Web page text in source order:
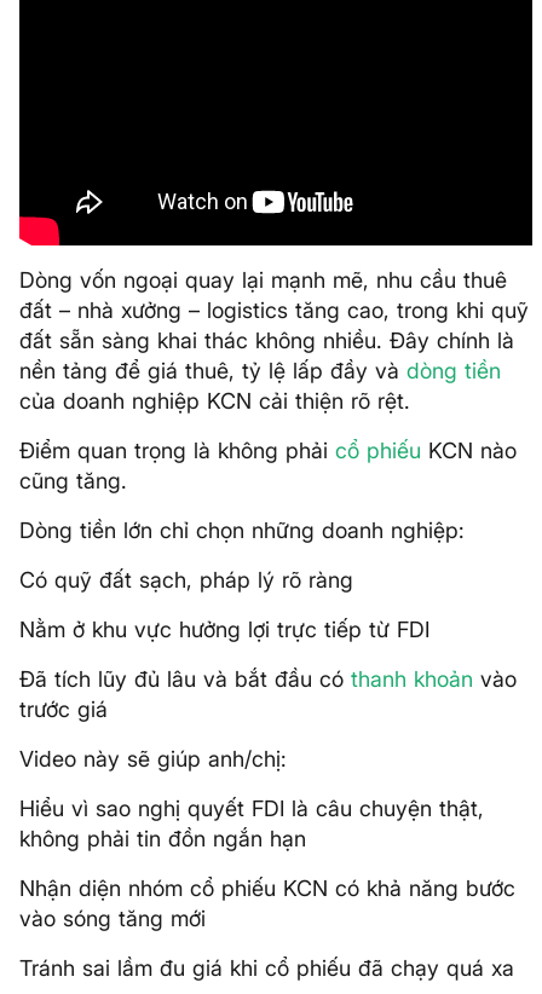
Dòng vốn ngoại quay lại mạnh mẽ, nhu cầu thuê
đất – nhà xưởng – logistics tăng cao, trong khi quỹ
đất sẵn sàng khai thác không nhiều. Đây chính là
nền tảng để giá thuê, tỷ lệ lấp đầy và dòng tiền
của doanh nghiệp KCN cải thiện rõ rệt.
Điểm quan trọng là không phải cổ phiếu KCN nào
cũng tăng.
Dòng tiền lớn chỉ chọn những doanh nghiệp:
Có quỹ đất sạch, pháp lý rõ ràng
Nằm ở khu vực hưởng lợi trực tiếp từ FDI
Đã tích lũy đủ lâu và bắt đầu có thanh khoản vào
trước giá
Video này sẽ giúp anh/chị:
Hiểu vì sao nghị quyết FDI là câu chuyện thật,
không phải tin đồn ngắn hạn
Nhận diện nhóm cổ phiếu KCN có khả năng bước
vào sóng tăng mới
Tránh sai lầm đu giá khi cổ phiếu đã chạy quá xa